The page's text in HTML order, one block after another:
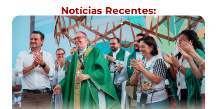
Notícias Recentes: